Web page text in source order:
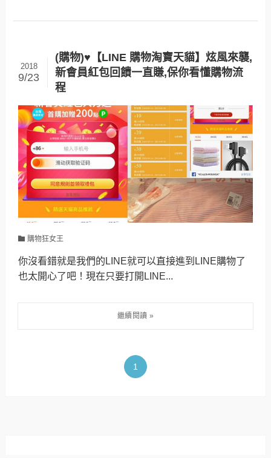
(購物)♥【LINE 購物淘寶天貓】炫風來襲,
新會員紅包回饋一直賺,保你看懂購物流
程
2018
9/23
購物狂女王
你沒看錯就是我們的LINE就可以直接進到LINE購物了
也太開心了吧！現在只要打開LINE...
1